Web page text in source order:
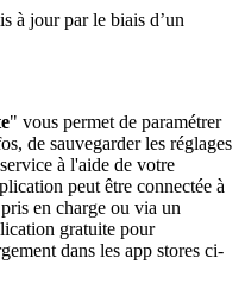
à jour par le biais d’un
" vous permet de paramétrer
de sauvegarder les réglages
à l'aide de votre
peut être connectée à
en charge ou via un
gratuite pour
dans les app stores ci-